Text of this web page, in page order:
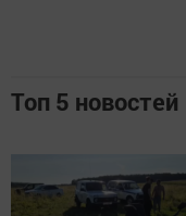
Топ 5 новостей